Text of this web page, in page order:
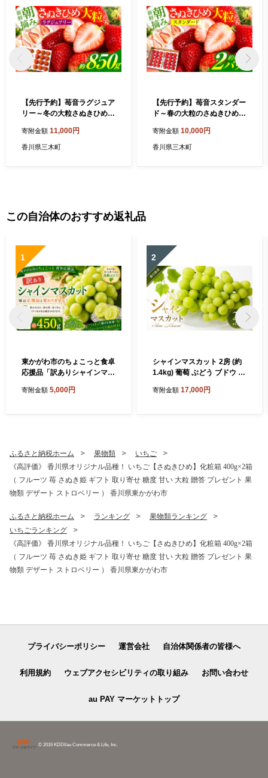
【先行予約】苺音ラグジュア
リー～冬の大粒さぬきひめい
いちご イチゴ ストロベリー
さぬきひめ さぬき姫 苺 冷蔵
寄附金額 11,000円
香川県三木町
【先行予約】苺音スタンダー
ド～春の大粒のさぬきひめい
いちご イチゴ ストロベリー
さぬきひめ さぬき姫 苺 冷蔵
寄附金額 10,000円
香川県三木町
この自治体のおすすめ返礼品
1
東かがわ市のちょこっと食卓
応援品「訳ありシャインマス
寄附金額 5,000円
2
シャインマスカット 2房 (約
1.4kg) 葡萄 ぶどう ブドウ フ
の果物 旬のフルーツ 香川 香
寄附金額 17,000円
ふるさと納税ホーム 果物類
いちご
《高評価》 香川県オリジナル品種！ いちご【さぬきひめ】化粧箱 400g×2箱
（ フルーツ 苺 さぬき姫 ギフト 取り寄せ 糖度 甘い 大粒 贈答 プレゼント 果
物類 デザート ストロベリー ） 香川県東かがわ市
ふるさと納税ホーム ランキング
果物類ランキング
いちごランキング
《高評価》 香川県オリジナル品種！ いちご【さぬきひめ】化粧箱 400g×2箱
（ フルーツ 苺 さぬき姫 ギフト 取り寄せ 糖度 甘い 大粒 贈答 プレゼント 果
物類 デザート ストロベリー ） 香川県東かがわ市
プライバシーポリシー 運営会社 自治体関係者の皆様へ
利用規約 ウェブアクセシビリティの取り組み お問い合わせ
au PAY マーケットトップ
© 2016 KDDI/au Commerce & Life, Inc.